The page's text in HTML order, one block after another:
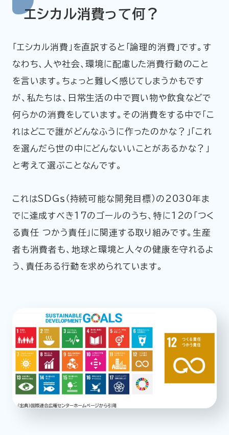
エシカル消費って何？
「エシカル消費」を直訳すると「論理的消費」です。す
なわち、人や社会、環境に配慮した消費行動のこと
を言います。ちょっと難しく感じてしまうかもです
が、私たちは、日常生活の中で買い物や飲食などで
何らかの消費をしています。その消費をする中で「こ
れはどこで誰がどんなふうに作ったのかな？」「これ
を選んだら世の中にどんないいことがあるかな？」
と考えて選ぶことなんです。
これはSDGｓ（持続可能な開発目標）の2030年ま
でに達成すべき17のゴールのうち、特に12の「つく
る責任 つかう責任」に関連する取り組みです。生産
者も消費者も、地球と環境と人々の健康を守れるよ
う、責任ある行動を求められています。